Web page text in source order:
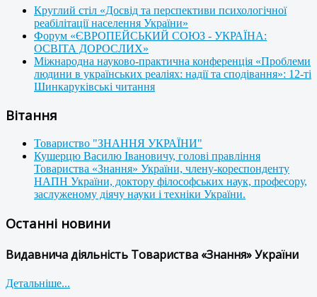
Круглий стіл «Досвід та перспективи психологічної
реабілітації населення України»
Форум «ЄВРОПЕЙСЬКИЙ СОЮЗ - УКРАЇНА:
ОСВІТА ДОРОСЛИХ»
Міжнародна науково-практична конференція «Проблеми
людини в українських реаліях: надії та сподівання»: 12-ті
Шинкаруківські читання
Вітання
Товариство "ЗНАННЯ УКРАЇНИ"
Кушерцю Василю Івановичу, голові правління
Товариства «Знання» України, члену-кореспонденту
НАПН України, доктору філософських наук, професору,
заслуженому діячу науки і техніки України.
Останні новини
Видавнича діяльність Товариства «Знання» України
Детальніше...